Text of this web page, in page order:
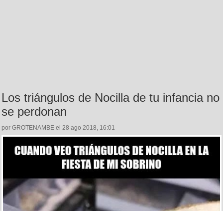
Los triángulos de Nocilla de tu infancia no
se perdonan
por GROTENAMBE el 28 ago 2018, 16:01